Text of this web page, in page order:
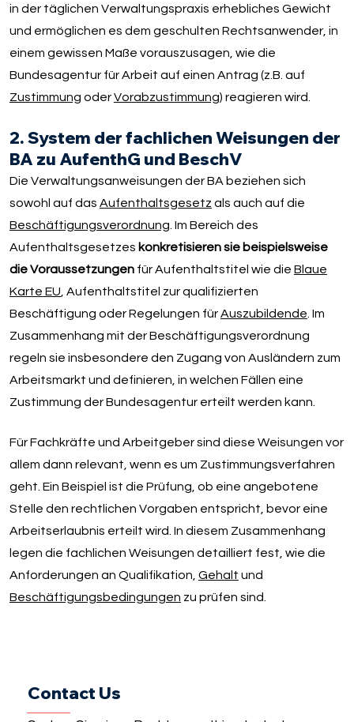
Contact Us
in der täglichen Verwaltungspraxis erhebliches Gewicht
und ermöglichen es dem geschulten Rechtsanwender, in
einem gewissen Maße vorauszusagen, wie die
Bundesagentur für Arbeit auf einen Antrag (z.B. auf
Zustimmung oderVorabzustimmung) reagieren wird.
2. System der fachlichen Weisungen der
BA zu AufenthG und BeschV
Die Verwaltungsanweisungen der BA beziehen sich
sowohl auf das Aufenthaltsgesetz als auch auf die
Beschäftigungsverordnung . Im Bereich des
Aufenthaltsgesetzes konkretisieren sie beispielsweise
die Voraussetzungenfür Aufenthaltstitel wie die Blaue
Karte EU , Aufenthaltstitel zur qualifizierten
Beschäftigung oder Regelungen fürAuszubildende . Im
Zusammenhang mit der Beschäftigungsverordnung
regeln sie insbesondere den Zugang von Ausländern zum
Arbeitsmarkt und definieren, in welchen Fällen eine
Zustimmung der Bundesagentur erteilt werden kann.
Für Fachkräfte und Arbeitgeber sind diese Weisungen vor
allem dann relevant, wenn es um Zustimmungsverfahren
geht. Ein Beispiel ist die Prüfung, ob eine angebotene
Stelle den rechtlichen Vorgaben entspricht, bevor eine
Arbeitserlaubnis erteilt wird. In diesem Zusammenhang
legen die fachlichen Weisungen detailliert fest, wie die
Anforderungen an Qualifikation, Gehalt und
Beschäftigungsbedingungen zu prüfen sind.